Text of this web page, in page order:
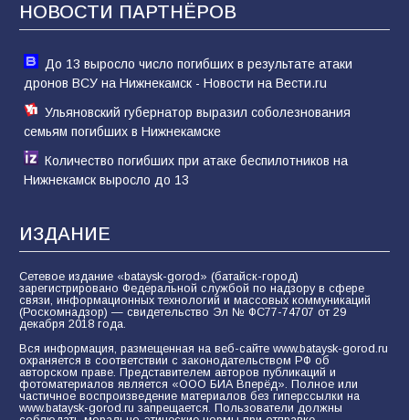
НОВОСТИ ПАРТНЁРОВ
До 13 выросло число погибших в результате атаки
дронов ВСУ на Нижнекамск - Новости на Вести.ru
Ульяновский губернатор выразил соболезнования
семьям погибших в Нижнекамске
Количество погибших при атаке беспилотников на
Нижнекамск выросло до 13
ИЗДАНИЕ
Сетевое издание «bataysk-gorod» (батайск-город)
зарегистрировано Федеральной службой по надзору в сфере
связи, информационных технологий и массовых коммуникаций
(Роскомнадзор) — свидетельство Эл № ФС77-74707 от 29
декабря 2018 года.
Вся информация, размещенная на веб-сайте www.bataysk-gorod.ru
охраняется в соответствии с законодательством РФ об
авторском праве. Представителем авторов публикаций и
фотоматериалов является «ООО БИА Вперёд». Полное или
частичное воспроизведение материалов без гиперссылки на
www.bataysk-gorod.ru запрещается. Пользователи должны